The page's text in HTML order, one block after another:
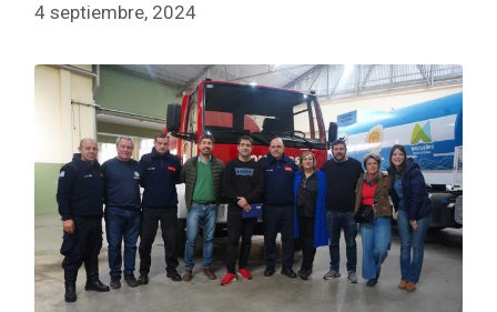
4 septiembre, 2024